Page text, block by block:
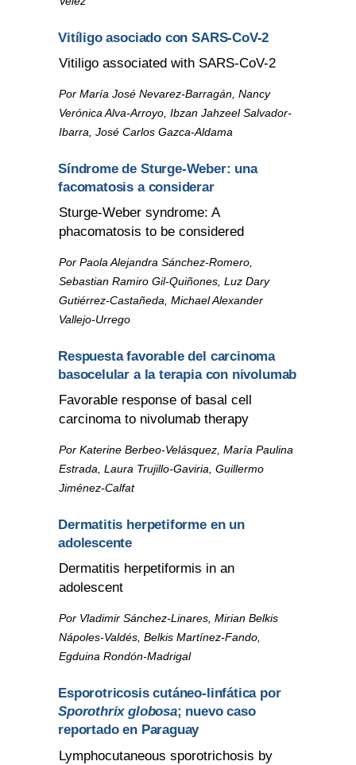
Vitíligo asociado con SARS-CoV-2
Vitiligo associated with SARS-CoV-2
Por María José Nevarez-Barragán, Nancy
Verónica Alva-Arroyo, Ibzan Jahzeel Salvador-
Ibarra, José Carlos Gazca-Aldama
Síndrome de Sturge-Weber: una
facomatosis a considerar
Sturge-Weber syndrome: A
phacomatosis to be considered
Por Paola Alejandra Sánchez-Romero,
Sebastian Ramiro Gil-Quiñones, Luz Dary
Gutiérrez-Castañeda, Michael Alexander
Vallejo-Urrego
Respuesta favorable del carcinoma
basocelular a la terapia con nivolumab
Favorable response of basal cell
carcinoma to nivolumab therapy
Por Katerine Berbeo-Velásquez, María Paulina
Estrada, Laura Trujillo-Gaviria, Guillermo
Jiménez-Calfat
Dermatitis herpetiforme en un
adolescente
Dermatitis herpetiformis in an
adolescent
Por Vladimir Sánchez-Linares, Mirian Belkis
Nápoles-Valdés, Belkis Martínez-Fando,
Egduina Rondón-Madrigal
Esporotricosis cutáneo-linfática por
Sporothrix globosa; nuevo caso
reportado en Paraguay
Lymphocutaneous sporotrichosis by